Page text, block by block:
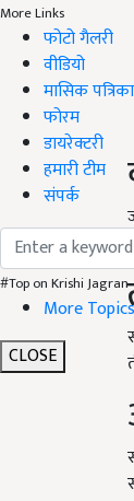
More Links
फोटो गैलरी
वीडियो
मासिक पत्रिका
फोरम
डायरेक्टरी
हमारी टीम
संपर्क
#Top on Krishi Jagran
More Topics
CLOSE